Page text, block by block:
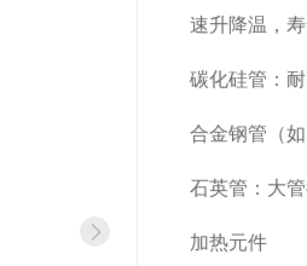
速升降温，
碳化硅管：
合金钢管（
石英管：大
加热元件